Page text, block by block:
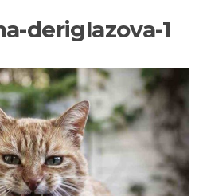
deriglazova-1